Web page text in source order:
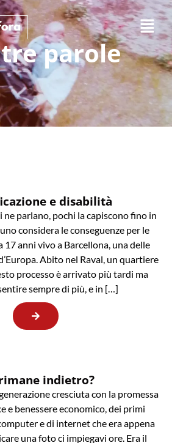
parole
e disabilità
parlano, pochi la capiscono fino in
considera le conseguenze per le
17 anni vivo a Barcellona, una delle
Abito nel Raval, un quartiere
processo è arrivato più tardi ma
sempre di più, e in […]
indietro?
cresciuta con la promessa
e benessere economico, dei primi
e di internet che era appena
una foto ci impiegavi ore. Era il